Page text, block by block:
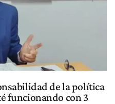
de la política
funcionando con 3